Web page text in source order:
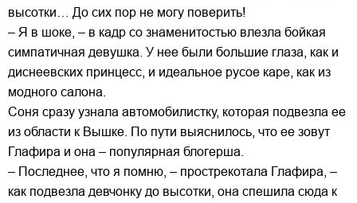
высотки… До сих пор не могу поверить!
– Я в шоке, – в кадр со знаменитостью влезла бойкая
симпатичная девушка. У нее были большие глаза, как и
диснеевских принцесс, и идеальное русое каре, как из
модного салона.
Соня сразу узнала автомобилистку, которая подвезла ее
из области к Вышке. По пути выяснилось, что ее зовут
Глафира и она – популярная блогерша.
– Последнее, что я помню, – прострекотала Глафира, –
как подвезла девчонку до высотки, она спешила сюда к